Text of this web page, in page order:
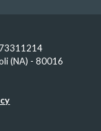
(NA) - 80016